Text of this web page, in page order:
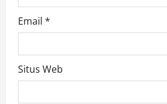
Email *
Situs Web